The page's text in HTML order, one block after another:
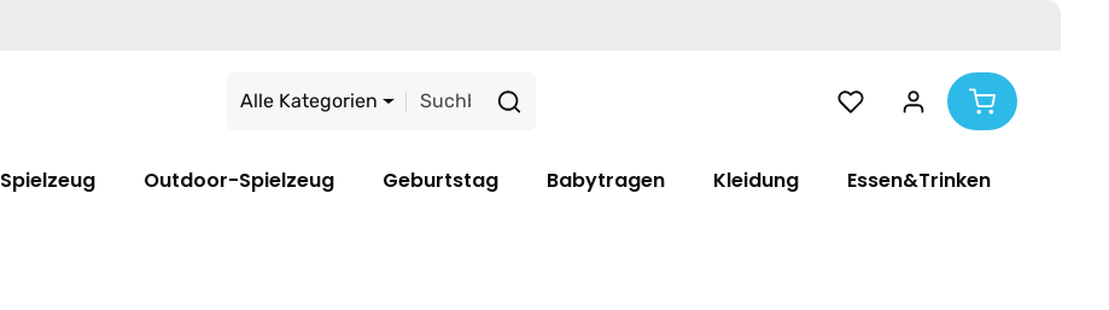
Alle Kategorien
Spielzeug Outdoor-Spielzeug Geburtstag Babytragen Kleidung Essen&Trinken